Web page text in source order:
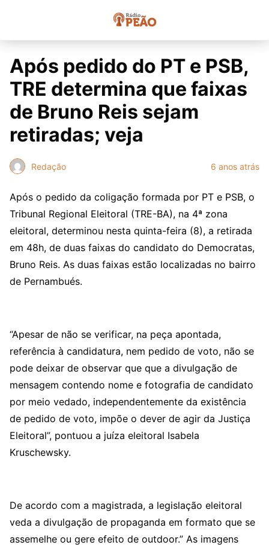
Após pedido do PT e PSB,
TRE determina que faixas
de Bruno Reis sejam
retiradas; veja
Redação 6 anos atrás
Após o pedido da coligação formada por PT e PSB, o
Tribunal Regional Eleitoral (TRE-BA), na 4ª zona
eleitoral, determinou nesta quinta-feira (8), a retirada
em 48h, de duas faixas do candidato do Democratas,
Bruno Reis. As duas faixas estão localizadas no bairro
de Pernambués.
“Apesar de não se verificar, na peça apontada,
referência à candidatura, nem pedido de voto, não se
pode deixar de observar que que a divulgação de
mensagem contendo nome e fotografia de candidato
por meio vedado, independentemente da existência
de pedido de voto, impõe o dever de agir da Justiça
Eleitoral”, pontuou a juíza eleitoral Isabela
Kruschewsky.
De acordo com a magistrada, a legislação eleitoral
veda a divulgação de propaganda em formato que se
assemelhe ou gere efeito de outdoor.” As imagens